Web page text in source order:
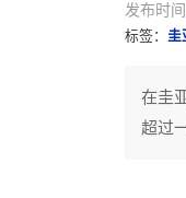
发布时
标签： 圭
在圭
超过